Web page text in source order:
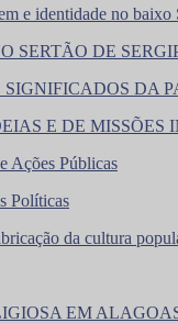
e identidade no baixo
SERTÃO DE
DA
E DE MISSÕES
Ações Públicas
Políticas
da cultura
EM